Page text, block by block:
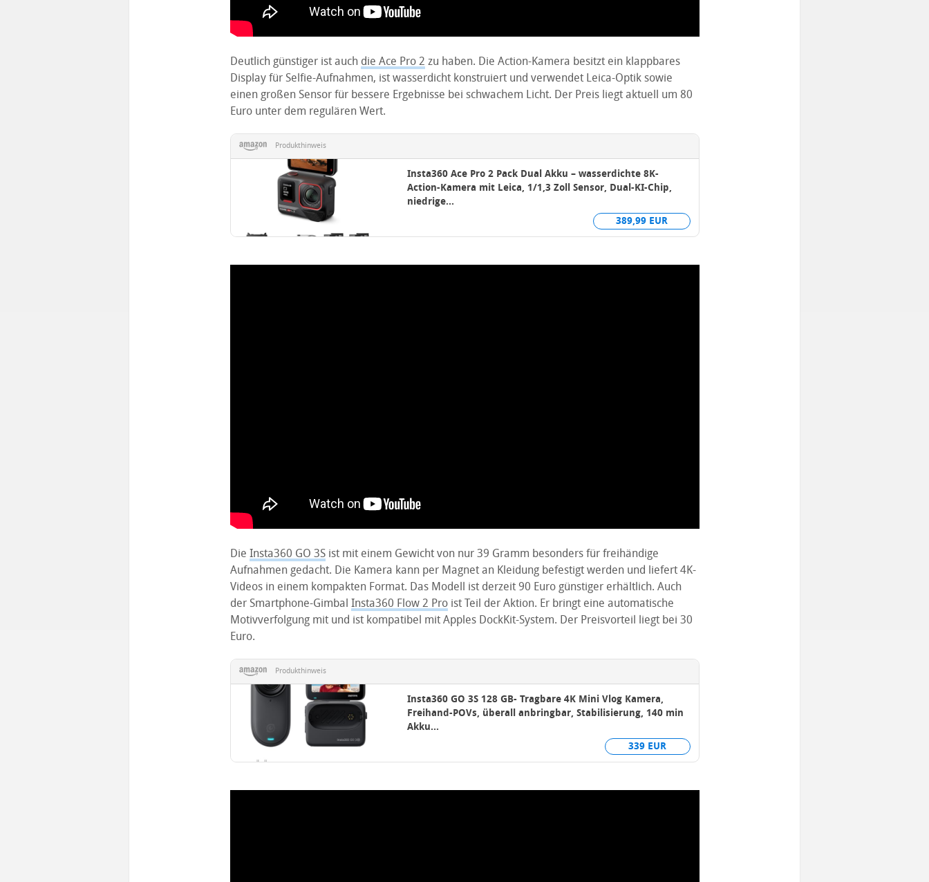
Deutlich günstiger ist auch die Ace Pro 2 zu haben. Die Action-Kamera besitzt ein klappbares
Display für Selfie-Aufnahmen, ist wasserdicht konstruiert und verwendet Leica-Optik sowie
einen großen Sensor für bessere Ergebnisse bei schwachem Licht. Der Preis liegt aktuell um 80
Euro unter dem regulären Wert.
Produkthinweis
Insta360 Ace Pro 2 Pack Dual Akku – wasserdichte 8K-
Action-Kamera mit Leica, 1/1,3 Zoll Sensor, Dual-KI-Chip,
niedrige...
389,99 EUR
Die Insta360 GO 3Sist mit einem Gewicht von nur 39 Gramm besonders für freihändige
Aufnahmen gedacht. Die Kamera kann per Magnet an Kleidung befestigt werden und liefert 4K-
Videos in einem kompakten Format. Das Modell ist derzeit 90 Euro günstiger erhältlich. Auch
der Smartphone-Gimbal Insta360 Flow 2 Proist Teil der Aktion. Er bringt eine automatische
Motivverfolgung mit und ist kompatibel mit Apples DockKit-System. Der Preisvorteil liegt bei 30
Euro.
Produkthinweis
Insta360 GO 3S 128 GB- Tragbare 4K Mini Vlog Kamera,
Freihand-POVs, überall anbringbar, Stabilisierung, 140 min
Akku...
339 EUR